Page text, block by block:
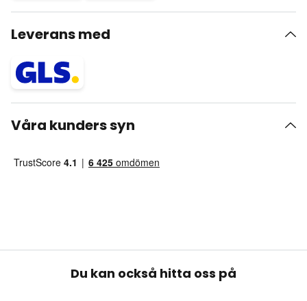
Leverans med
Våra kunders syn
Du kan också hitta oss på